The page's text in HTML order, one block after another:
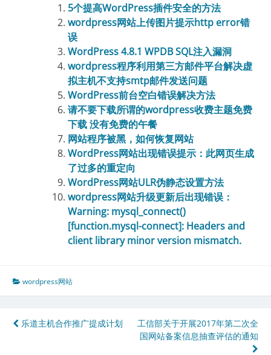
5个提高WordPress插件安全的方法
wordpress网站上传图片提示http error错
误
WordPress 4.8.1 WPDB SQL注入漏洞
wordpress程序利用第三方邮件平台解决虚
拟主机不支持smtp邮件发送问题
WordPress前台空白错误解决方法
请不要下载所谓的wordpress收费主题免费
下载 没有免费的午餐
网站程序被黑，如何恢复网站
WordPress网站出现错误提示：此网页生成
了过多的重定向
WordPress网站ULR伪静态设置方法
wordpress网站升级更新后出现错误：
Warning: mysql_connect()
[function.mysql-connect]: Headers and
client library minor version mismatch.
wordpress网站
文乐道主机合作推广提成计划
工信部关于开展2017年第二次全
国网站备案信息抽查评估的通知